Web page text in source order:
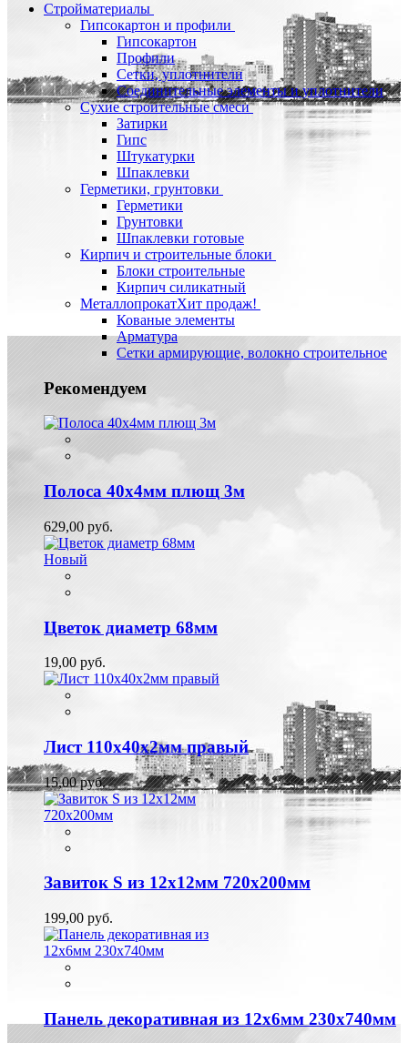
Стройматериалы
Гипсокартон и профили
Гипсокартон
Профили
Сетки, уплотнители
Соединительные элементы и уплотнители
Сухие строительные смеси
Затирки
Гипс
Штукатурки
Шпаклевки
Герметики, грунтовки
Герметики
Грунтовки
Шпаклевки готовые
Кирпич и строительные блоки
Блоки строительные
Кирпич силикатный
МеталлопрокатХит продаж!
Кованые элементы
Арматура
Сетки армирующие, волокно строительное
Рекомендуем
Полоса 40х4мм плющ 3м
629,00 руб.
Новый
Цветок диаметр 68мм
19,00 руб.
Лист 110х40х2мм правый
15,00 руб.
Завиток S из 12х12мм 720х200мм
199,00 руб.
Панель декоративная из 12х6мм 230х740мм